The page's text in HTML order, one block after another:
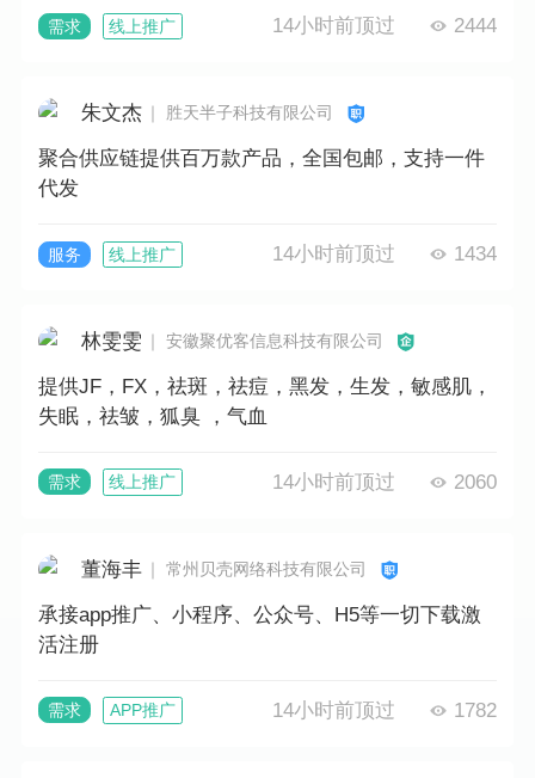
需求 线上推广 14小时前顶过 2444
朱文杰 ｜ 胜天半子科技有限公司
聚合供应链提供百万款产品，全国包邮，支持一件
代发
服务 线上推广 14小时前顶过 1434
林雯雯 ｜ 安徽聚优客信息科技有限公司
提供JF，FX，祛斑，祛痘，黑发，生发，敏感肌，
失眠，祛皱，狐臭 ，气血
需求 线上推广 14小时前顶过 2060
董海丰 ｜ 常州贝壳网络科技有限公司
承接app推广、小程序、公众号、H5等一切下载激
活注册
需求 APP推广 14小时前顶过 1782